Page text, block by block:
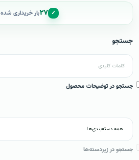
✓ ۲۷بار خریداری شده
جستجو
جستجو در توضیحات محصول
جستجو در زیردسته‌ها